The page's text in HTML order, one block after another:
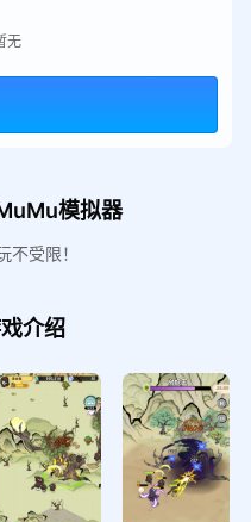
无
模拟器
受限！
介绍